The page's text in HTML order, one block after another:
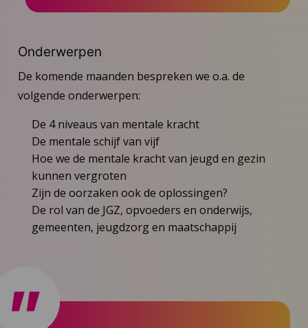
Onderwerpen
De komende maanden bespreken we o.a. de
volgende onderwerpen:
De 4 niveaus van mentale kracht
De mentale schijf van vijf
Hoe we de mentale kracht van jeugd en gezin
kunnen vergroten
Zijn de oorzaken ook de oplossingen?
De rol van de JGZ, opvoeders en onderwijs,
gemeenten, jeugdzorg en maatschappij